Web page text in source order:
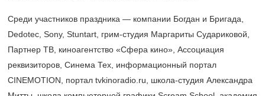
Среди участников праздника — компании Богдан и Бригада,
Dedotec, Sony, Stuntart, грим-студия Маргариты Судариковой,
Партнер ТВ, киноагентство «Сфера кино», Ассоциация
реквизиторов, Синема Тех, информационный портал
CINEMOTION, портал tvkinoradio.ru, школа-студия Александра